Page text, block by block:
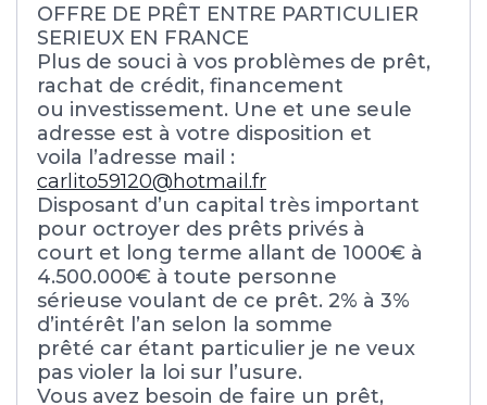
OFFRE DE PRÊT ENTRE PARTICULIER
SERIEUX EN FRANCE
Plus de souci à vos problèmes de prêt,
rachat de crédit, financement
ou investissement. Une et une seule
adresse est à votre disposition et
voila l’adresse mail :
carlito59120@hotmail.fr
Disposant d’un capital très important
pour octroyer des prêts privés à
court et long terme allant de 1000€ à
4.500.000€ à toute personne
sérieuse voulant de ce prêt. 2% à 3%
d’intérêt l’an selon la somme
prêté car étant particulier je ne veux
pas violer la loi sur l’usure.
Vous avez besoin de faire un prêt,